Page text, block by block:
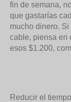
fin de semana,
que gastarías
mucho dinero. Si
cable, piensa en
esos $1.200,
Reducir el